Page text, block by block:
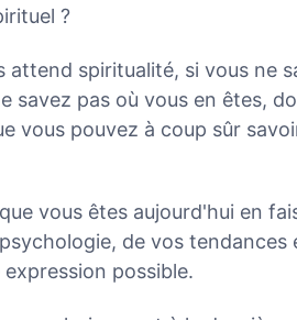
?
attend spiritualité, si vous ne
savez pas où vous en êtes,
vous pouvez à coup sûr
vous êtes aujourd'hui en
de vos tendances
possible.